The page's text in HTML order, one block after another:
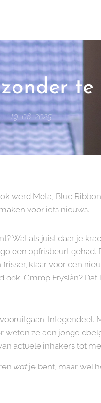
te
19-08-2025
werd Meta, Blue
voor iets nieuws.
Wat als juist daar je
een opfrisbeurt gehad.
klaar voor een
ook. Omrop Fryslân?
Integendeel.
ze een jonge
actuele inhakers tot
wat je bent, maar wel